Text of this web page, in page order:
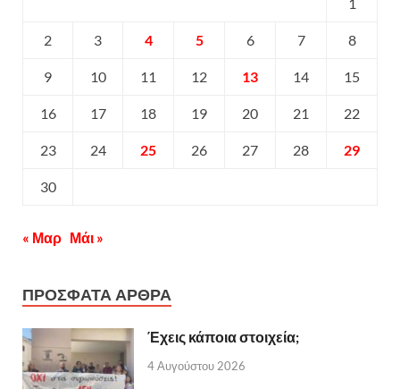
2 3 4 5 6 7 8
9 10 11 12 13 14 15
16 17 18 19 20 21 22
23 24 25 26 27 28 29
30
« Μαρ Μάι »
ΠΡΟΣΦΑΤΑ ΑΡΘΡΑ
Έχεις κάποια στοιχεία;
4 Αυγούστου 2026